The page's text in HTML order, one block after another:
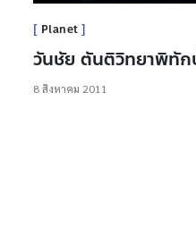
Planet
วันชัย ตันติวิทยาพิทั
8 สิงหาคม 2011